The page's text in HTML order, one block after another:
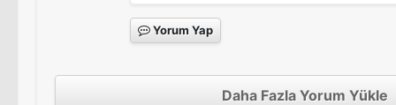
Yorum Yap
Daha Fazla Yorum Yükle